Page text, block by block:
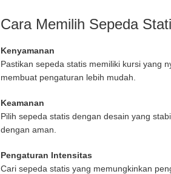
Cara Memilih Sepeda
Kenyamanan
Pastikan sepeda statis memiliki kursi yang
membuat pengaturan lebih mudah.
Keamanan
Pilih sepeda statis dengan desain yang
dengan aman.
Pengaturan Intensitas
Cari sepeda statis yang memungkinkan